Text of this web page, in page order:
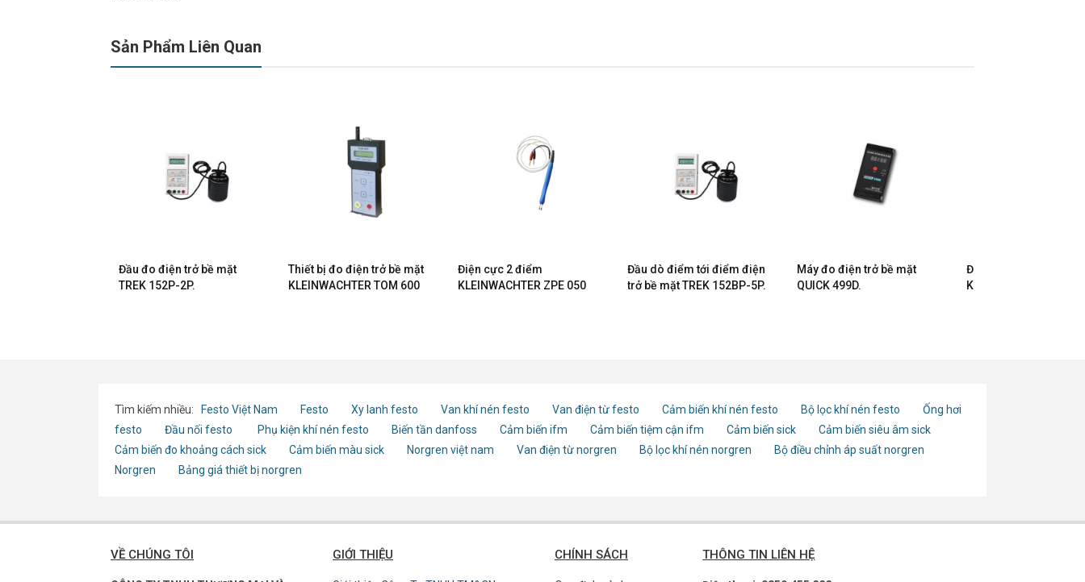
Sản Phẩm Liên Quan
Đầu đo điện trở bề mặt
TREK 152P-2P.
Thiết bị đo điện trở bề mặt
KLEINWACHTER TOM 600
Điện cực 2 điểm
KLEINWACHTER ZPE 050
Đầu dò điểm tới điểm điện
trở bề mặt TREK 152BP-5P.
Máy đo điện trở bề mặt
QUICK 499D.
Điện cực đo 2.5kg
KLEINWACHTER ME
Tìm kiếm nhiều: Festo Việt Nam Festo Xy lanh festo Van khí nén festo Van điện từ festo Cảm biến khí nén festo Bộ lọc khí nén festo
Ống hơi
festo
Đầu nối festo Phụ kiện khí nén festo Biến tần danfoss Cảm biến ifm Cảm biến tiệm cận ifm Cảm biến sick
Cảm biến siêu âm sick
Cảm biến đo khoảng cách sick
Cảm biến màu sick Norgren việt nam Van điện từ norgren Bộ lọc khí nén norgren
Bộ điều chỉnh áp suất norgren
Norgren
Bảng giá thiết bị norgren
VỀ CHÚNG TÔI GIỚI THIỆU CHÍNH SÁCH THÔNG TIN LIÊN HỆ